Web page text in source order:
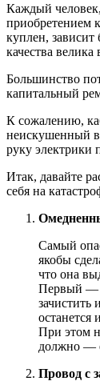
Каждый
приобретением
куплен,
качества
Большинство
капитальный
К сожалению,
неискушенный
руку электрики
Итак, давайте
себя на
Самый
якобы
что она
Первый —
зачистить
При этом
должно —
Провод с